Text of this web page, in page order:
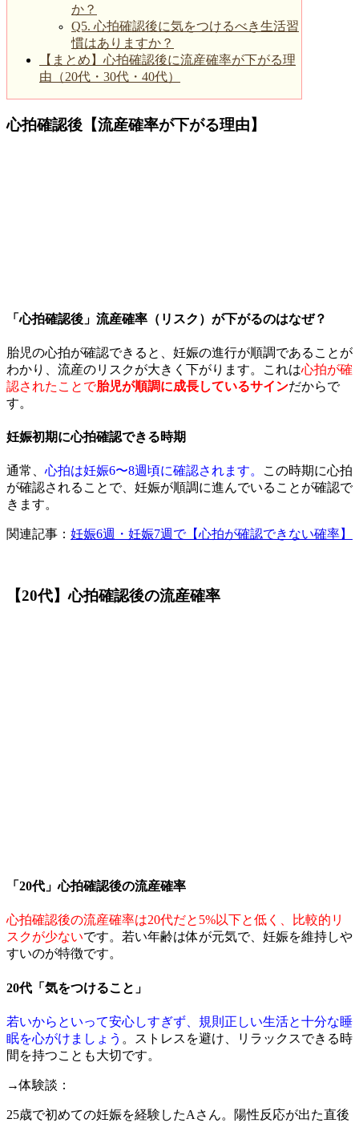
か？
Q5. 心拍確認後に気をつけるべき生活習
慣はありますか？
【まとめ】心拍確認後に流産確率が下がる理
由（20代・30代・40代）
心拍確認後【流産確率が下がる理由】
「心拍確認後」流産確率（リスク）が下がるのはなぜ？
胎児の心拍が確認できると、妊娠の進行が順調であることが
わかり、流産のリスクが大きく下がります。これは心拍が確
認されたことで胎児が順調に成長しているサインだからで
す。
妊娠初期に心拍確認できる時期
通常、 心拍は妊娠6〜8週頃に確認されます。
この時期に心拍
が確認されることで、妊娠が順調に進んでいることが確認で
きます。
関連記事： 妊娠6週・妊娠7週で【心拍が確認できない確率】
【20代】心拍確認後の流産確率
「20代」心拍確認後の流産確率
心拍確認後の流産確率は20代だと 5%以下と低く、比較的リ
スクが少ないです。若い年齢は体が元気で、妊娠を維持しや
すいのが特徴です。
20代「気をつけること」
若いからといって安心しすぎず、規則正しい生活と十分な睡
眠を心がけましょう 。ストレスを避け、リラックスできる時
間を持つことも大切です。
→体験談：
25歳で初めての妊娠を経験したAさん。陽性反応が出た直後